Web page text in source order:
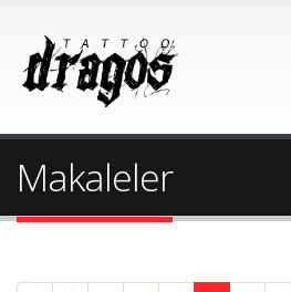
Makaleler